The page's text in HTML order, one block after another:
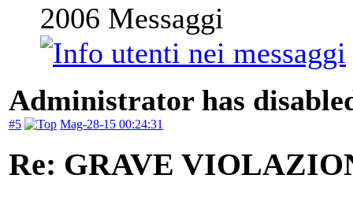
2006 Messaggi
Administrator has
#5 Mag-28-15 00:24:31
Re: GRAVE